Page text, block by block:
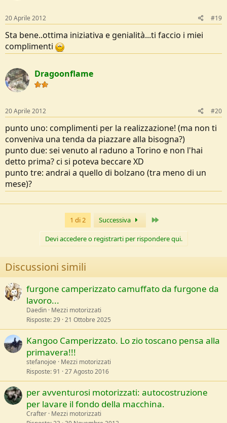
20 Aprile 2012 #19
Sta bene..ottima iniziativa e genialità...ti faccio i miei
complimenti
Dragoonflame
20 Aprile 2012 #20
punto uno: complimenti per la realizzazione! (ma non ti
conveniva una tenda da piazzare alla bisogna?)
punto due: sei venuto al raduno a Torino e non l'hai
detto prima? ci si poteva beccare XD
punto tre: andrai a quello di bolzano (tra meno di un
mese)?
1 di 2 Successiva
Devi accedere o registrarti per rispondere qui.
Discussioni simili
furgone camperizzato camuffato da furgone da
lavoro...
Daedin Mezzi motorizzati
Risposte 29 21 Ottobre 2025
Kangoo Camperizzato. Lo zio toscano pensa alla
primavera!!!
stefanojoe
Mezzi motorizzati
Risposte 91 27 Agosto 2016
per avventurosi motorizzati: autocostruzione
per lavare il fondo della macchina.
Crafter Mezzi motorizzati